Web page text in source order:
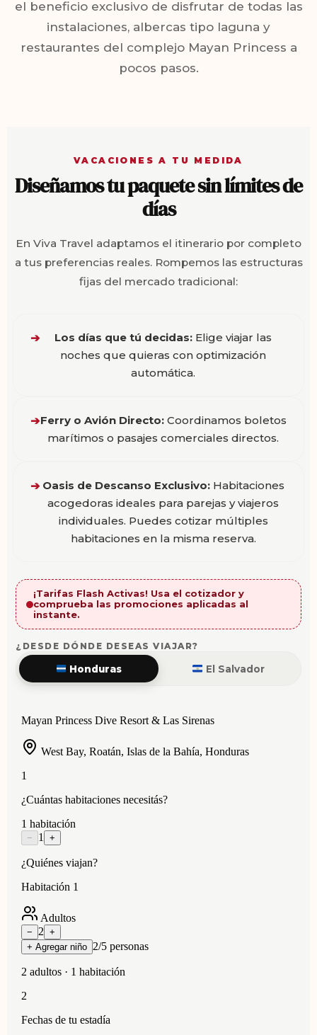
el beneficio exclusivo de disfrutar de todas las
instalaciones, albercas tipo laguna y
restaurantes del complejo Mayan Princess a
pocos pasos.
VACACIONES A TU MEDIDA
Diseñamos tu paquete sin límites de
días
En Viva Travel adaptamos el itinerario por completo
a tus preferencias reales. Rompemos las estructuras
fijas del mercado tradicional:
➔ Los días que tú decidas: Elige viajar las
noches que quieras con optimización
automática.
➔Ferry o Avión Directo:Coordinamos boletos
marítimos o pasajes comerciales directos.
➔ Oasis de Descanso Exclusivo:Habitaciones
acogedoras ideales para parejas y viajeros
individuales. Puedes cotizar múltiples
habitaciones en la misma reserva.
¡Tarifas Flash Activas! Usa el cotizador y
comprueba las promociones aplicadas al
instante.
¿DESDE DÓNDE DESEAS VIAJAR?
Honduras El Salvador